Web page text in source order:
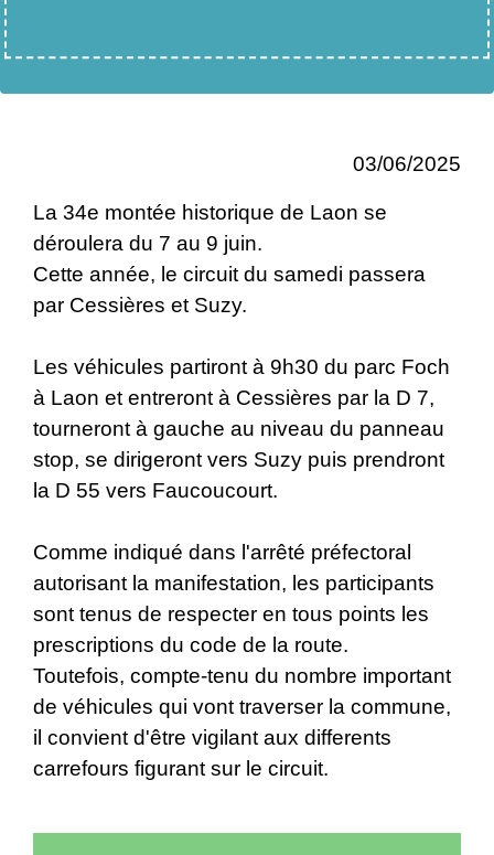
03/06/2025
La 34e montée historique de Laon se
déroulera du 7 au 9 juin.
Cette année, le circuit du samedi passera
par Cessières et Suzy.
Les véhicules partiront à 9h30 du parc Foch
à Laon et entreront à Cessières par la D 7,
tourneront à gauche au niveau du panneau
stop, se dirigeront vers Suzy puis prendront
la D 55 vers Faucoucourt.
Comme indiqué dans l'arrêté préfectoral
autorisant la manifestation, les participants
sont tenus de respecter en tous points les
prescriptions du code de la route.
Toutefois, compte-tenu du nombre important
de véhicules qui vont traverser la commune,
il convient d'être vigilant aux differents
carrefours figurant sur le circuit.